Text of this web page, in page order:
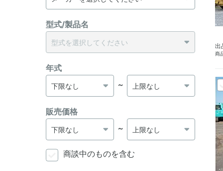
出
商
型式/製品名
年式
～
販売価格
～
商談中のものを含む